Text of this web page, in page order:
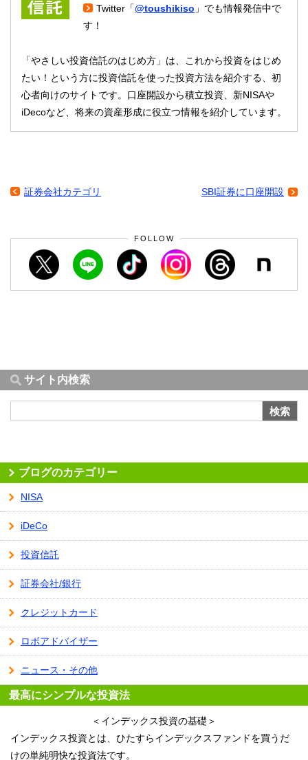
Twitter「@toushikiso 」でも情報発信中で
す！
「やさしい投資信託のはじめ方」は、これから投資をはじめ
たい！という方に投資信託を使った投資方法を紹介する、初
心者向けのサイトです。口座開設から積立投資、新NISAや
iDecoなど、将来の資産形成に役立つ情報を紹介しています。
証券会社カテゴリ SBI証券に口座開設
FOLLOW
サイト内検索
検索
ブログのカテゴリー
NISA
iDeCo
投資信託
証券会社/銀行
クレジットカード
ロボアドバイザー
ニュース・その他
最高にシンプルな投資法
＜インデックス投資の基礎＞
インデックス投資とは、ひたすらインデックスファンドを買うだ
けの単純明快な投資法です。